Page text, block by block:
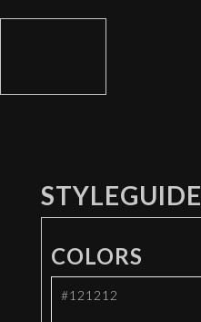
STYLEGUIDE
COLORS
#121212